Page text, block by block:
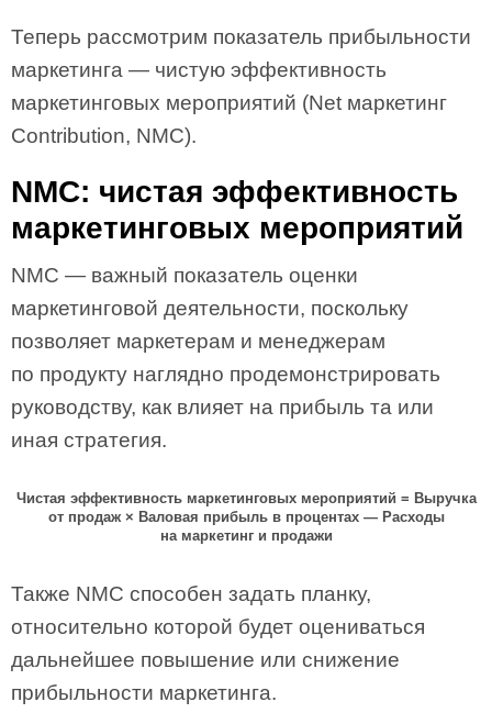
Теперь рассмотрим показатель прибыльности
маркетинга — чистую эффективность
маркетинговых мероприятий (Net маркетинг
Contribution, NMC).
NMC: чистая эффективность
маркетинговых мероприятий
NMC — важный показатель оценки
маркетинговой деятельности, поскольку
позволяет маркетерам и менеджерам
по продукту наглядно продемонстрировать
руководству, как влияет на прибыль та или
иная стратегия.
Чистая эффективность маркетинговых мероприятий = Выручка
от продаж × Валовая прибыль в процентах — Расходы
на маркетинг и продажи
Также NMC способен задать планку,
относительно которой будет оцениваться
дальнейшее повышение или снижение
прибыльности маркетинга.